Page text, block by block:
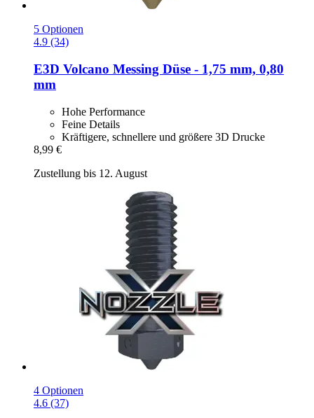
5 Optionen
4.9 (34)
E3D Volcano Messing Düse -​ 1,75 mm, 0,80
mm
Hohe Performance
Feine Details
Kräftigere, schnellere und größere 3D Drucke
8,99 €
Zustellung bis 12. August
4 Optionen
4.6 (37)